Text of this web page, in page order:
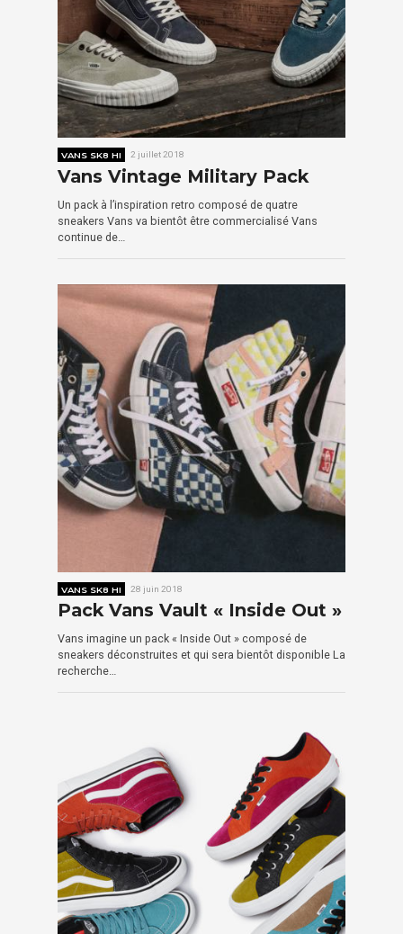
VANS SK8 HI 2 juillet 2018
Vans Vintage Military Pack
Un pack à l’inspiration retro composé de quatre
sneakers Vans va bientôt être commercialisé Vans
continue de…
VANS SK8 HI 28 juin 2018
Pack Vans Vault « Inside Out »
Vans imagine un pack « Inside Out » composé de
sneakers déconstruites et qui sera bientôt disponible La
recherche…